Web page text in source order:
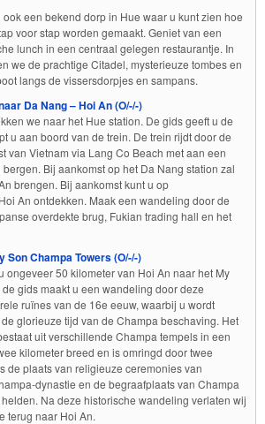
een bekend dorp in Hue waar u kunt zien hoe
voor stap worden gemaakt. Geniet van een
lunch in een centraal gelegen restaurantje. In
we de prachtige Citadel, mysterieuze tombes en
langs de vissersdorpjes en sampans.
Da Nang – Hoi An (O/-/-)
we naar het Hue station. De gids geeft u de
u aan boord van de trein. De trein rijdt door de
van Vietnam via Lang Co Beach met aan een
Bij aankomst op het Da Nang station zal
brengen. Bij aankomst kunt u op
An ontdekken. Maak een wandeling door de
overdekte brug, Fukian trading hall en het
Son Champa Towers (O/-/-)
ongeveer 50 kilometer van Hoi An naar het My
gids maakt u een wandeling door deze
ruïnes van de 16e eeuw, waarbij u wordt
glorieuze tijd van de Champa beschaving. Het
uit verschillende Champa tempels in een
kilometer breed en is omringd door twee
de plaats van religieuze ceremonies van
dynastie en de begraafplaats van Champa
Na deze historische wandeling verlaten wij
terug naar Hoi An.